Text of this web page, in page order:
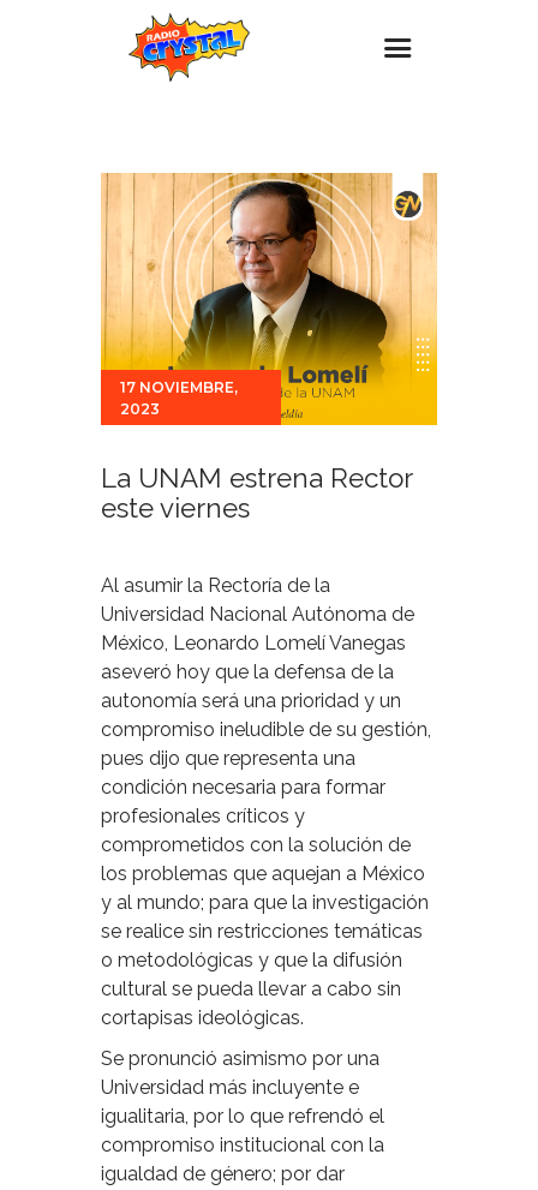
Estaciones
Eventos
Promociones
Noticias
Para ti
Contacto
17 NOVIEMBRE,
2023
La UNAM estrena Rector
este viernes
Al asumir la Rectoría de la
Universidad Nacional Autónoma de
México, Leonardo Lomelí Vanegas
aseveró hoy que la defensa de la
autonomía será una prioridad y un
compromiso ineludible de su gestión,
pues dijo que representa una
condición necesaria para formar
profesionales críticos y
comprometidos con la solución de
los problemas que aquejan a México
y al mundo; para que la investigación
se realice sin restricciones temáticas
o metodológicas y que la difusión
cultural se pueda llevar a cabo sin
cortapisas ideológicas.
Se pronunció asimismo por una
Universidad más incluyente e
igualitaria, por lo que refrendó el
compromiso institucional con la
igualdad de género; por dar